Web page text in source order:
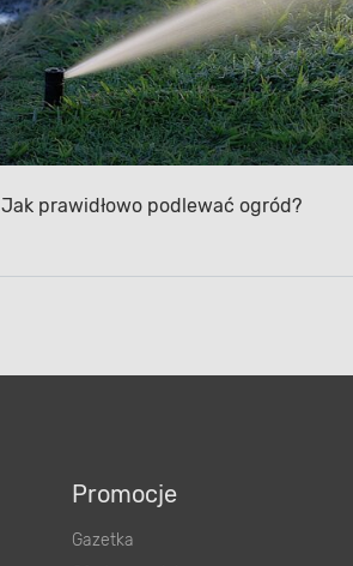
Jak prawidłowo podlewać ogród?
Promocje
Gazetka